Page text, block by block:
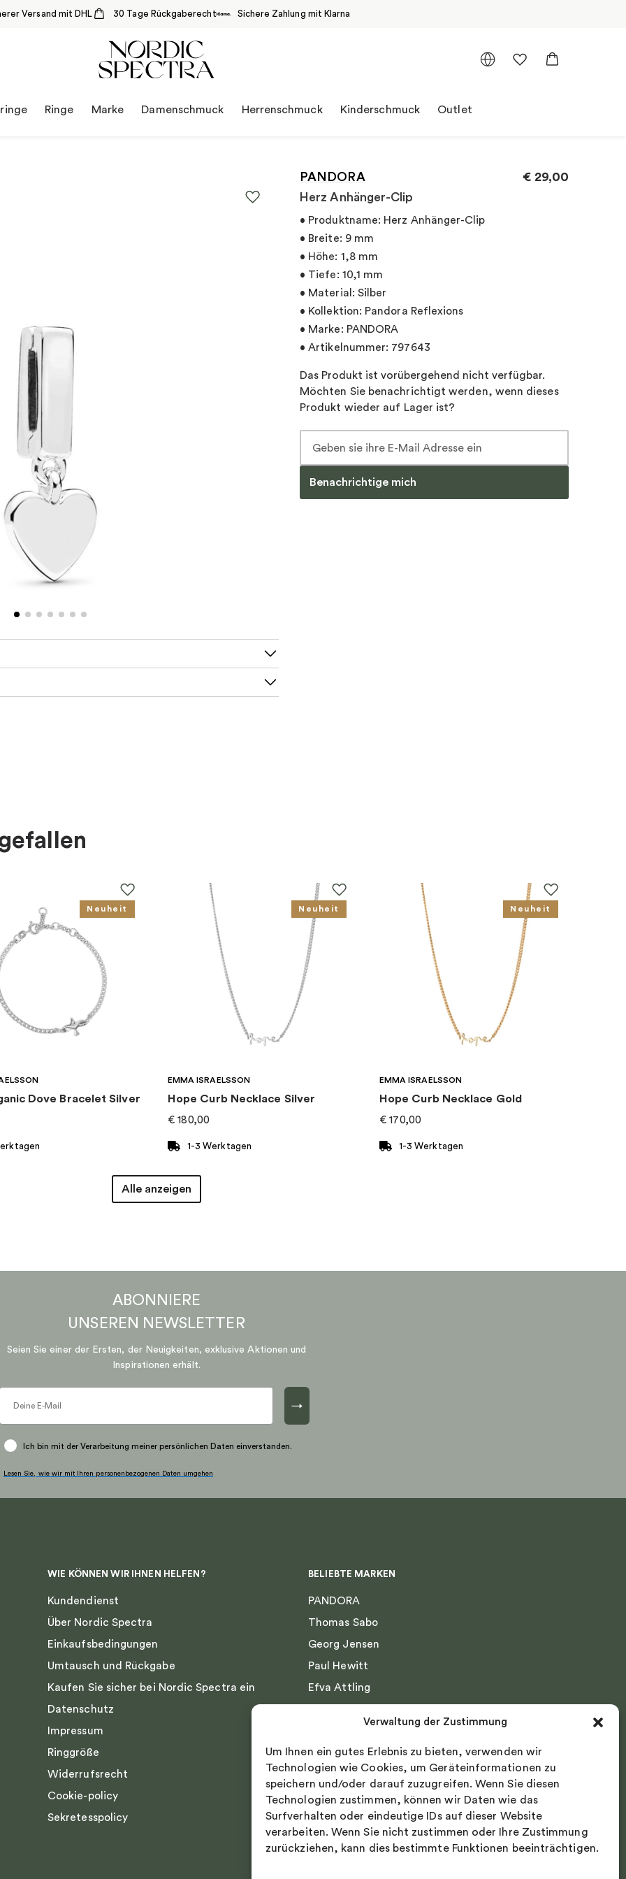
Verwaltung der Zustimmung
Um Ihnen ein gutes Erlebnis zu bieten, verwenden wir
Technologien wie Cookies, um Geräteinformationen zu
speichern und/oder darauf zuzugreifen. Wenn Sie diesen
Technologien zustimmen, können wir Daten wie das
Surfverhalten oder eindeutige IDs auf dieser Website
verarbeiten. Wenn Sie nicht zustimmen oder Ihre Zustimmung
zurückziehen, kann dies bestimmte Funktionen beeinträchtigen.
Versand mit DHL 30 Tage Rückgaberecht Sichere Zahlung mit Klarna
Ringe Marke Damenschmuck Herrenschmuck Kinderschmuck Outlet
PANDORA
Herz Anhänger-Clip
€ 29,00
• Produktname: Herz Anhänger-Clip
• Breite: 9 mm
• Höhe: 1,8 mm
• Tiefe: 10,1 mm
• Material: Silber
• Kollektion: Pandora Reflexions
• Marke: PANDORA
• Artikelnummer: 797643
Das Produkt ist vorübergehend nicht verfügbar.
Möchten Sie benachrichtigt werden, wenn dieses
Produkt wieder auf Lager ist?
Benachrichtige mich
Neuheit
Dove Bracelet Silver
Neuheit
EMMA ISRAELSSON
Hope Curb Necklace Silver
€ 180,00
1-3 Werktagen
Neuheit
EMMA ISRAELSSON
Hope Curb Necklace Gold
€ 170,00
1-3 Werktagen
Alle anzeigen
ABONNIERE
UNSEREN NEWSLETTER
Seien Sie einer der Ersten, der Neuigkeiten, exklusive Aktionen und
Inspirationen erhält.
→
Ich bin mit der Verarbeitung meiner persönlichen Daten einverstanden.
Lesen Sie, wie wir mit Ihren personenbezogenen Daten umgehen
WIE KÖNNEN WIR IHNEN HELFEN?
Kundendienst
Über Nordic Spectra
Einkaufsbedingungen
Umtausch und Rückgabe
Kaufen Sie sicher bei Nordic Spectra ein
Datenschutz
Impressum
Ringgröße
Widerrufsrecht
Cookie-policy
Sekretesspolicy
BELIEBTE MARKEN
PANDORA
Thomas Sabo
Georg Jensen
Paul Hewitt
Efva Attling
Nordic Spectra